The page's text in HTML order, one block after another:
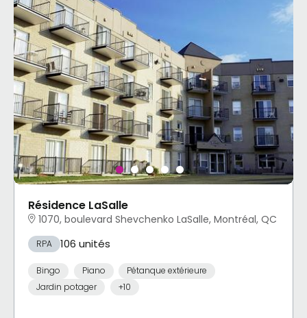
Résidence LaSalle
1070, boulevard Shevchenko LaSalle, Montréal, QC
RPA 106 unités
Bingo Piano
Pétanque extérieure
Jardin potager
+10